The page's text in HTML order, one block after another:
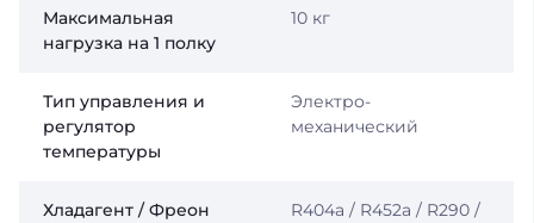
Максимальная
нагрузка на 1 полку
10 кг
Тип управления и
регулятор
температуры
Электро-
механический
Хладагент / Фреон
R404a / R452a / R290 /